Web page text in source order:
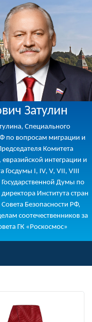
Затулин
Специального
по вопросам миграции и
Комитета
интеграции и
Госдумы I, IV, V, VII, VIII
Думы по
Института стран
Безопасности РФ,
соотечественников за
ГК «Роскосмос»